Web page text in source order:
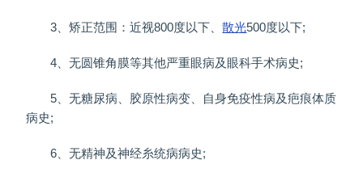
3、矫正范围：近视800度以下、散光500度以下;
4、无圆锥角膜等其他严重眼病及眼科手术病史;
5、无糖尿病、胶原性病变、自身免疫性病及疤痕体质
病史;
6、无精神及神经糸统病病史;